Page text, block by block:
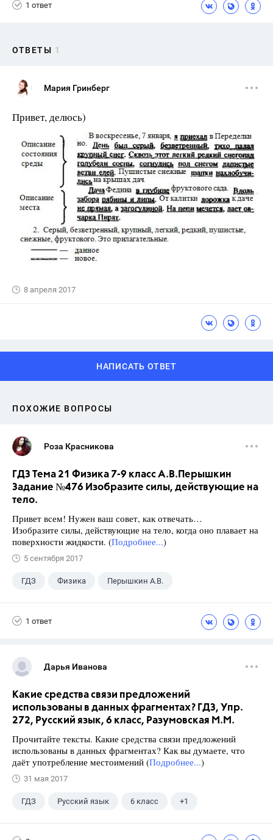
1 ответ
ОТВЕТЫ 1
Мария Гринберг
Привет, делюсь)
8 апреля 2017
НАПИСАТЬ ОТВЕТ
ПОХОЖИЕ ВОПРОСЫ
Роза Красникова
ГДЗ Тема 21 Физика 7-9 класс А.В.Перышкин
Задание №476 Изобразите силы, действующие на
тело.
Привет всем! Нужен ваш совет, как отвечать…
Изобразите силы, действующие на тело, когда оно плавает на
поверхности жидкости. (Подробнее...)
5 сентября 2017
ГДЗ Физика Перышкин А.В.
1 ответ
Дарья Иванова
Какие средства связи предложений
использованы в данных фрагментах? ГДЗ, Упр.
272, Русский язык, 6 класс, Разумовская М.М.
Прочитайте тексты. Какие средства связи предложений
использованы в данных фрагментах? Как вы думаете, что
даёт употребление местоимений (Подробнее...)
31 мая 2017
ГДЗ Русский язык 6 класс +1